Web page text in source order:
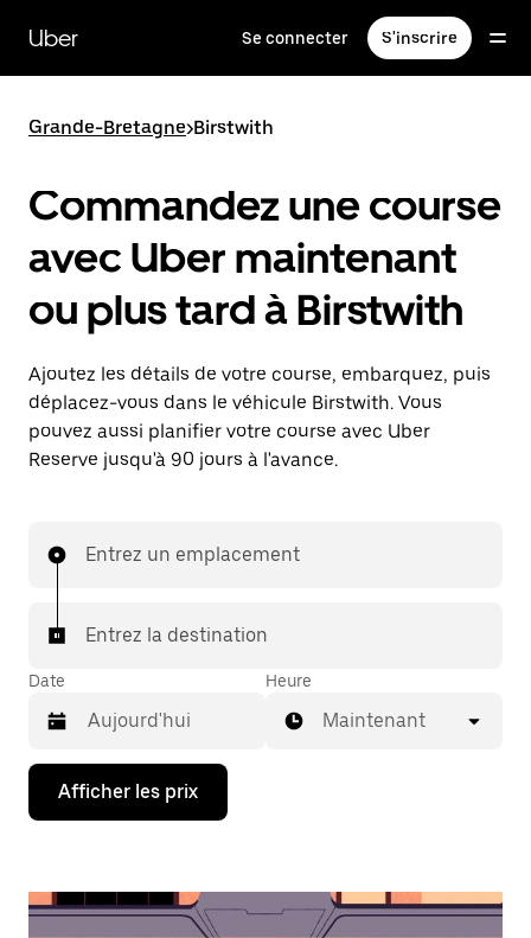
contenu
principal
Uber Se connecter S'inscrire
Grande-Bretagne>Birstwith
Commandez une course
avec Uber maintenant
ou plus tard à Birstwith
Ajoutez les détails de votre course, embarquez, puis
déplacez-vous dans le véhicule Birstwith. Vous
pouvez aussi planifier votre course avec Uber
Reserve jusqu'à 90 jours à l'avance.
Entrez un emplacement
Entrez la destination
Date
Appuyez
la
bas
Heure
Maintenant
Afficher les prix